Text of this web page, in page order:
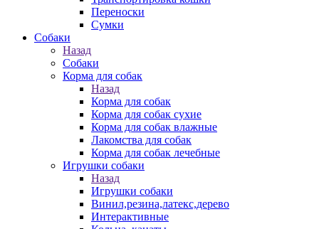
Переноски
Сумки
Собаки
Назад
Собаки
Корма для собак
Назад
Корма для собак
Корма для собак сухие
Корма для собак влажные
Лакомства для собак
Корма для собак лечебные
Игрушки собаки
Назад
Игрушки собаки
Винил,резина,латекс,дерево
Интерактивные